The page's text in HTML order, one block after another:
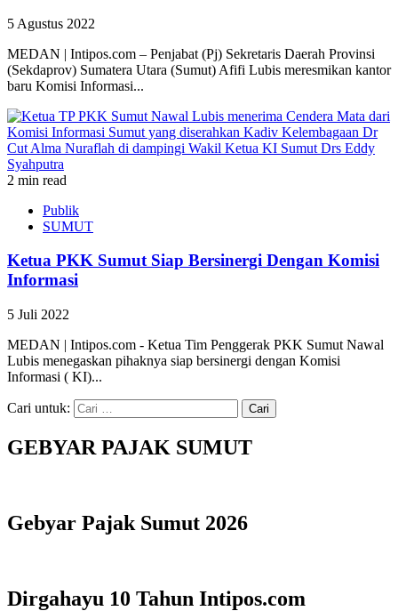
5 Agustus 2022
MEDAN | Intipos.com – Penjabat (Pj) Sekretaris Daerah Provinsi
(Sekdaprov) Sumatera Utara (Sumut) Afifi Lubis meresmikan kantor
baru Komisi Informasi...
2 min read
Publik
SUMUT
Ketua PKK Sumut Siap Bersinergi Dengan Komisi
Informasi
5 Juli 2022
MEDAN | Intipos.com - Ketua Tim Penggerak PKK Sumut Nawal
Lubis menegaskan pihaknya siap bersinergi dengan Komisi
Informasi ( KI)...
Cari untuk:
GEBYAR PAJAK SUMUT
Gebyar Pajak Sumut 2026
Dirgahayu 10 Tahun Intipos.com